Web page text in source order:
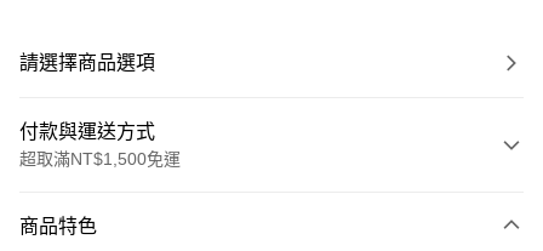
請選擇商品選項
付款與運送方式
超取滿NT$1,500免運
信用卡一次付款
商品特色